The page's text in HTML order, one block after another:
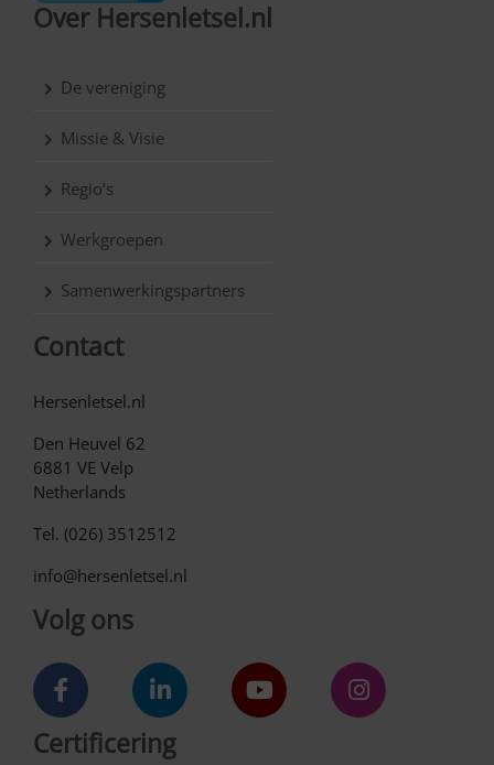
Over Hersenletsel.nl
De vereniging
Missie & Visie
Regio’s
Werkgroepen
Samenwerkingspartners
Contact
Hersenletsel.nl
Den Heuvel 62
6881 VE Velp
Netherlands
Tel. (026) 3512512
info@hersenletsel.nl
Volg ons
Certificering